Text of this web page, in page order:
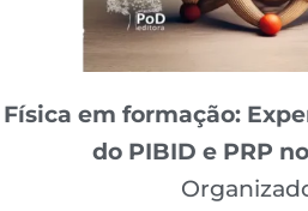
Física em formação:
do PIBID e PRP